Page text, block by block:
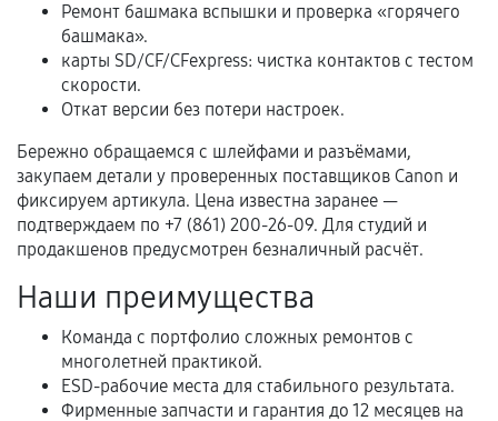
Когда гарантия не действует
Нарушение правил эксплуатации,
механические повреждения, попадание влаги,
Самостоятельный ремонт или вмешательство
третьих лиц.
Естественный износ деталей, если иное не
предусмотрено отдельно.
Обращение после окончания гарантийного
срока.
Программные сбои, если это не указано в
отдельных условиях.
Ремонт башмака вспышки и проверка «горячего
башмака».
карты SD/CF/CFexpress: чистка контактов с тестом
скорости.
Откат версии без потери настроек.
Бережно обращаемся с шлейфами и разъёмами,
закупаем детали у проверенных поставщиков Canon и
фиксируем артикула. Цена известна заранее —
подтверждаем по +7 (861) 200-26-09. Для студий и
продакшенов предусмотрен безналичный расчёт.
Наши преимущества
Команда с портфолио сложных ремонтов с
многолетней практикой.
ESD-рабочие места для стабильного результата.
Фирменные запчасти и гарантия до 12 месяцев на